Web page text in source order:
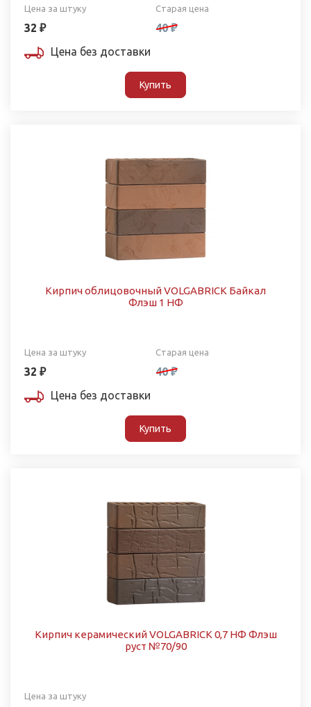
Цена за штуку
32 ₽
Старая цена
40 ₽
Цена без доставки
Купить
Кирпич облицовочный VOLGABRICK Байкал
Флэш 1 НФ
Цена за штуку
32 ₽
Старая цена
40 ₽
Цена без доставки
Купить
Кирпич керамический VOLGABRICK 0,7 НФ Флэш
руст №70/90
Цена за штуку